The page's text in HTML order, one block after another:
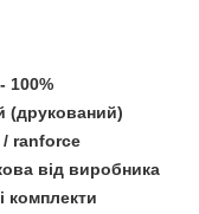
100%
(друкований)
ranforce
від виробника
комплекти